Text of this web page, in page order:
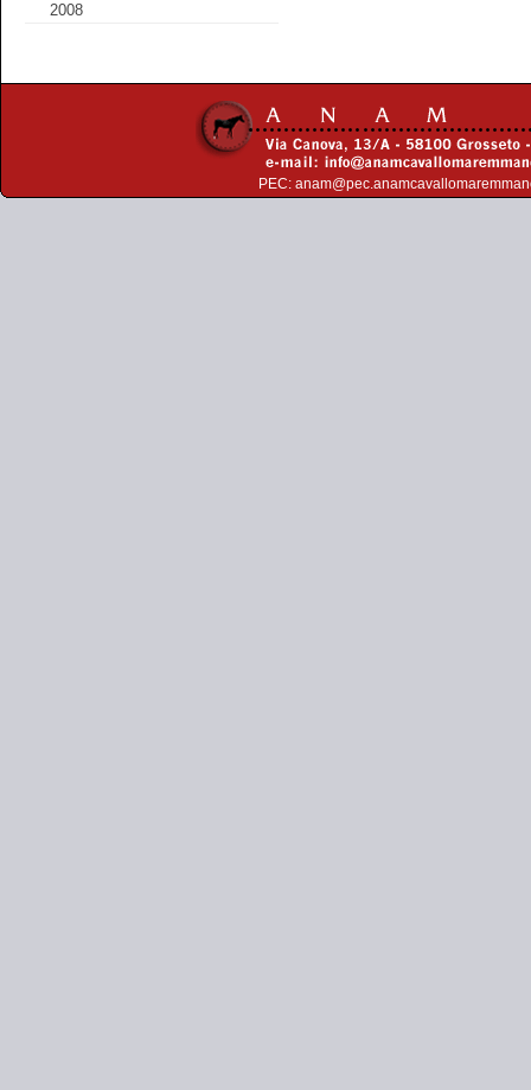
2008
PEC: